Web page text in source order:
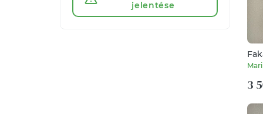
jelentése
cm
3